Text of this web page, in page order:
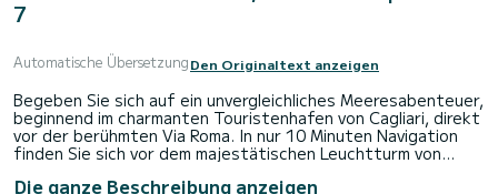
7
Automatische ÜbersetzungDen Originaltext anzeigen
Begeben Sie sich auf ein unvergleichliches Meeresabenteuer,
beginnend im charmanten Touristenhafen von Cagliari, direkt
vor der berühmten Via Roma. In nur 10 Minuten Navigation
finden Sie sich vor dem majestätischen Leuchtturm von
Stopps, die Sie erwarten. Von dort aus unternehmen Sie
Die ganze Beschreibung anzeigen